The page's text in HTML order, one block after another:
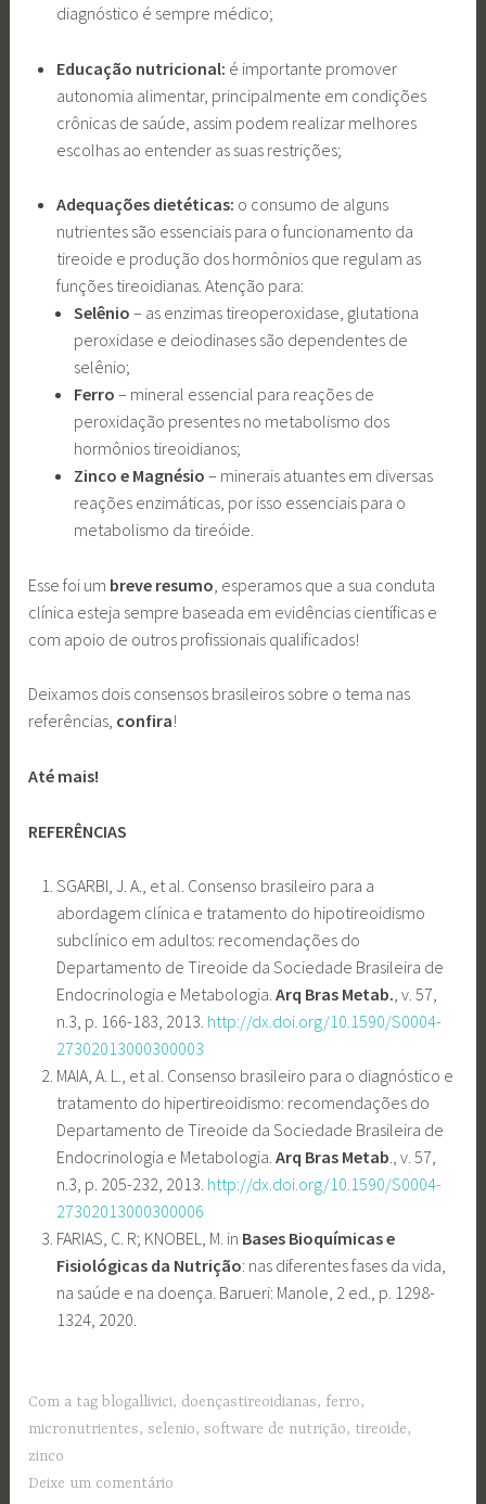
diagnóstico é sempre médico;
Educação nutricional: é importante promover
autonomia alimentar, principalmente em condições
crônicas de saúde, assim podem realizar melhores
escolhas ao entender as suas restrições;
Adequações dietéticas: o consumo de alguns
nutrientes são essenciais para o funcionamento da
tireoide e produção dos hormônios que regulam as
funções tireoidianas. Atenção para:
Selênio – as enzimas tireoperoxidase, glutationa
peroxidase e deiodinases são dependentes de
selênio;
Ferro – mineral essencial para reações de
peroxidação presentes no metabolismo dos
hormônios tireoidianos;
Zinco e Magnésio – minerais atuantes em diversas
reações enzimáticas, por isso essenciais para o
metabolismo da tireóide.
Esse foi um breve resumo , esperamos que a sua conduta
clínica esteja sempre baseada em evidências científicas e
com apoio de outros profissionais qualificados!
Deixamos dois consensos brasileiros sobre o tema nas
referências, confira!
Até mais!
REFERÊNCIAS
SGARBI, J. A., et al. Consenso brasileiro para a
abordagem clínica e tratamento do hipotireoidismo
subclínico em adultos: recomendações do
Departamento de Tireoide da Sociedade Brasileira de
Endocrinologia e Metabologia. Arq Bras Metab., v. 57,
n.3, p. 166-183, 2013. http://dx.doi.org/10.1590/S0004-
27302013000300003
MAIA, A. L., et al. Consenso brasileiro para o diagnóstico e
tratamento do hipertireoidismo: recomendações do
Departamento de Tireoide da Sociedade Brasileira de
Endocrinologia e Metabologia. Arq Bras Metab., v. 57,
n.3, p. 205-232, 2013. http://dx.doi.org/10.1590/S0004-
27302013000300006
FARIAS, C. R; KNOBEL, M. in Bases Bioquímicas e
Fisiológicas da Nutrição: nas diferentes fases da vida,
na saúde e na doença. Barueri: Manole, 2 ed., p. 1298-
1324, 2020.
Com a tag blogallivici, doençastireoidianas, ferro,
micronutrientes,selenio,software de nutrição, tireoide,
zinco
Deixe um comentário